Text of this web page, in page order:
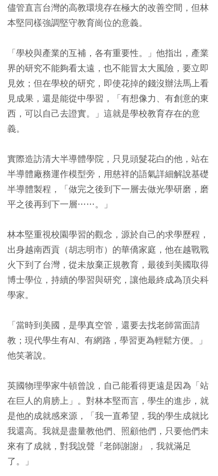
儘管直言台灣的高教環境存在極大的改善空間，但林
本堅同樣強調堅守教育崗位的意義。
「學校與產業的互補，各有重要性。」他指出，產業
界的研究不能夠看太遠，也不能冒太大風險，要立即
見效；但在學校的研究，即使花掉的錢沒辦法馬上看
見成果，還是能從中學習，「有想像力、有創意的東
西，可以自己去證實。」這就是學校教育存在的意
義。
實際造訪清大半導體學院，只見頭髮花白的他，站在
半導體廠務運作模型旁，用慈祥的語氣詳細解說基礎
半導體製程，「做完之後到下一層去做光學研磨，磨
平之後再到下一層……。」
林本堅重視校園學習的觀念，源於自己的求學歷程，
出身越南西貢（胡志明市）的華僑家庭，他在越戰戰
火下到了台灣，從未放棄正規教育，最後到美國取得
博士學位，持續的學習與研究，讓他最終成為頂尖科
學家。
「當時到美國，是學真空管，還要去找老師當面請
教；現代學生有AI、有網路，學習更為輕鬆方便。」
他笑著說。
英國物理學家牛頓曾說，自己能看得更遠是因為「站
在巨人的肩膀上」。對林本堅而言，學生的進步，就
是他的成就感來源，「我一直希望，我的學生成就比
我還高。我就是盡量教他們、照顧他們，只要他們未
來有了成就，對我說聲『老師謝謝』，我就滿足
了。」